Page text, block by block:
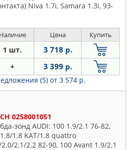
Niva 1.7i, Samara 1.3i, 93-
Наличие Цена Купить
1 шт. 3 718 р.
+ 3 399 р.
(5) от 3 574 р.
0258001051
зонд AUDI: 100 1.9/2.1 76-82,
1.8 KAT/1.8 quattro
2.0/2.1/2.2 82-90, 100 Avant 1.9/2.1